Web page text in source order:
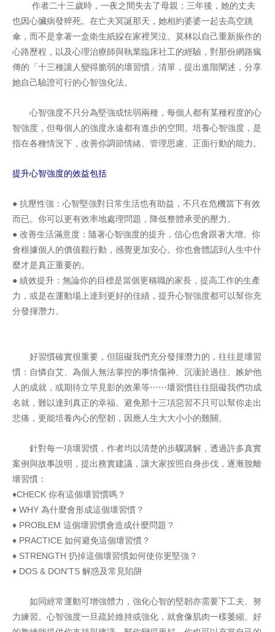
作者二十三歲時，一夜之間失去了母親；三年後，她的丈夫
也因心臟病發猝死。在亡夫冥誕那天，她相約婆婆一起去高空跳
傘，而不是拿著一盒衛生紙躱在家裡哭泣。莫林以自己重新振作的
心路歷程，以及心理治療師與執業臨床社工的經驗，對那份網路瘋
傳的「十三種讓人變得脆弱的壞習慣」清單，提出進階闡述，分享
她自己驗證可行的心智強化法。
心智強度不只分為堅強或怯弱兩種，每個人都有某種程度的心
智強度，但每個人的強度永遠都有進步的空間。培養心智強度，是
指在各種情況下，改善你調節情緒、管理思慮、正面行動的能力。
提升心智強度的效益包括
● 抗壓性強：心智堅強對日常生活也有助益，不只在危機當下有效
而已。你可以更有效率地處理問題，降低整體承受的壓力。
● 改善生活滿意度：隨著心智強度的提升，信心也會跟著大增。你
會根據個人的價值觀行動，感覺更加安心。你也會體認到人生中什
麼才是真正重要的。
● 績效提升：無論你的目標是當個更稱職的家長，提高工作的生產
力，或是在運動場上達到更好的佳績，提升心智強度都可以幫你充
分發揮潛力。
好習慣確實很重要，但阻礙我們充分發揮潛力的，往往是壞習
慣：自憐自艾、為個人無法掌控的事情傷神、沉湎於過往、嫉妒他
人的成就，或期待立竿見影的效果等⋯⋯壞習慣往往阻礙我們功成
名就，難以達到真正的幸福。避免那十三項惡習不只可以幫你走出
悲痛，更能培養內心的堅韌，因應人生大大小小的難關。
針對每一項壞習慣，作者均以清楚的步驟講解，透過許多真實
案例與故事說明，提出務實建議，讓大家按照自身步伐，逐漸脫離
壞習慣：
♦CHECK 你有這個壞習慣嗎？
♦ WHY 為什麼會形成這個壞習慣？
♦ PROBLEM 這個壞習慣會造成什麼問題？
♦ PRACTICE 如何避免這個壞習慣？
♦ STRENGTH 扔掉這個壞習慣如何使你更堅強？
♦ DOS & DON'TS 解惑及常見陷阱
如同經常運動可增強體力，強化心智的堅韌亦需要下工夫、努
力練習。心智強度一旦疏於維持或強化，就會像肌肉一樣萎縮。好